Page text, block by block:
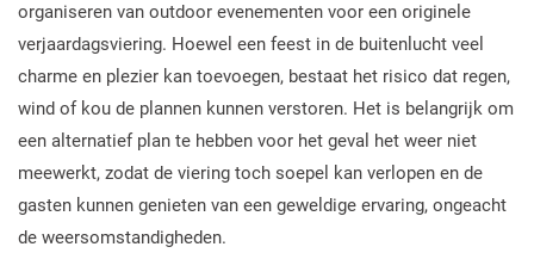
organiseren van outdoor evenementen voor een originele
verjaardagsviering. Hoewel een feest in de buitenlucht veel
charme en plezier kan toevoegen, bestaat het risico dat regen,
wind of kou de plannen kunnen verstoren. Het is belangrijk om
een alternatief plan te hebben voor het geval het weer niet
meewerkt, zodat de viering toch soepel kan verlopen en de
gasten kunnen genieten van een geweldige ervaring, ongeacht
de weersomstandigheden.